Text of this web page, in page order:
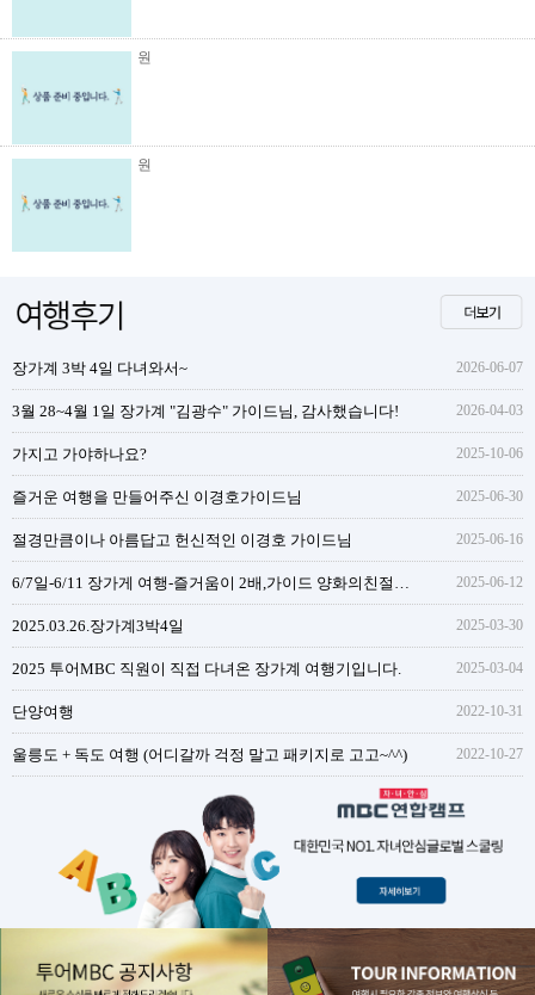
원
원
장가계 3박 4일 다녀와서~ 2026-06-07
3월 28~4월 1일 장가계 "김광수" 가이드님, 감사했습니다! 2026-04-03
가지고 가야하나요? 2025-10-06
즐거운 여행을 만들어주신 이경호가이드님 2025-06-30
절경만큼이나 아름답고 헌신적인 이경호 가이드님 2025-06-16
2025-06-12
2025.03.26.장가계3박4일 2025-03-30
2025 투어MBC 직원이 직접 다녀온 장가계 여행기입니다. 2025-03-04
단양여행 2022-10-31
울릉도 + 독도 여행 (어디갈까 걱정 말고 패키지로 고고~^^) 2022-10-27